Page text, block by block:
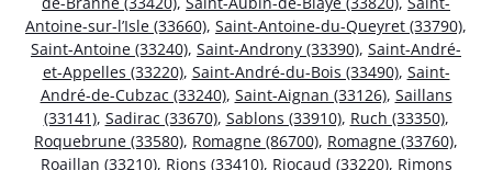
Antoine-sur-l’Isle (33660), Saint-Antoine-du-Queyret (33790),
Saint-Antoine (33240), Saint-Androny (33390), Saint-André-
et-Appelles (33220), Saint-André-du-Bois (33490), Saint-
André-de-Cubzac (33240), Saint-Aignan (33126), Saillans
(33141), Sadirac (33670), Sablons (33910), Ruch (33350),
Roquebrune (33580), Romagne (86700), Romagne (33760),
Roaillan (33210), Rions (33410), Riocaud (33220), Rimons